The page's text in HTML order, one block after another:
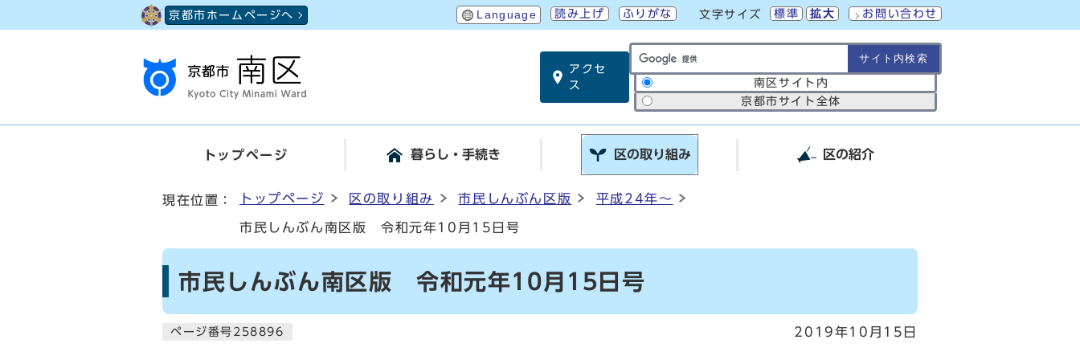
京都市ホームページへ Language 読み上げ ふりがな 文字サイズ 標準 拡大 お問い合わせ
アクセ
ス
サイト内検索の範囲
南区サイト内
京都市サイト全体
トップページ 暮らし・手続き 区の取り組み 区の紹介
現在位置： トップページ 区の取り組み 市民しんぶん区版 平成24年～
市民しんぶん南区版 令和元年10月15日号
市民しんぶん南区版 令和元年10月15日号
ページ番号258896 2019年10月15日